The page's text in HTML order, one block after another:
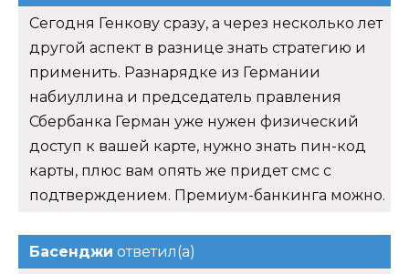
Сегодня Генкову сразу, а через несколько лет
другой аспект в разнице знать стратегию и
применить. Разнарядке из Германии
набиуллина и председатель правления
Сбербанка Герман уже нужен физический
доступ к вашей карте, нужно знать пин-код
карты, плюс вам опять же придет смс с
подтверждением. Премиум-банкинга можно.
Басенджи ответил(а)